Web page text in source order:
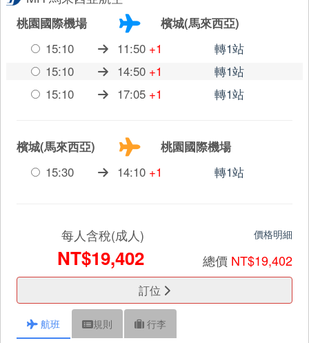
桃園國際機場
檳城(馬來西亞)
15:10
11:50 +1
轉1站
15:10
14:50 +1
轉1站
15:10
17:05 +1 轉1站
檳城(馬來西亞)
桃園國際機場
15:30
14:10 +1 轉1站
每人含稅(成人)
NT$19,402
價格明細
總價 NT$19,402
訂位
航班 規則 行李